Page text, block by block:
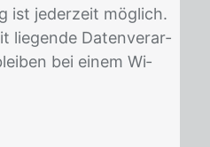
ist je­der­zeit mög­lich.
lie­gen­de Da­ten­ver­ar­
bei ei­nem Wi­